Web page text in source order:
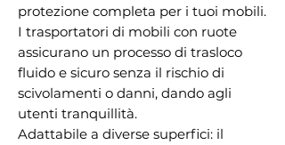
protezione completa per i tuoi mobili.
I trasportatori di mobili con ruote
assicurano un processo di trasloco
fluido e sicuro senza il rischio di
scivolamenti o danni, dando agli
utenti tranquillità.
Adattabile a diverse superfici: il